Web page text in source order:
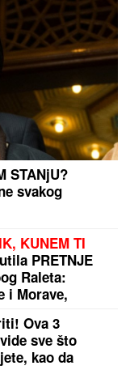
MASKAMA
tona
laboratoriji:
VIDEO)
vozače ovih